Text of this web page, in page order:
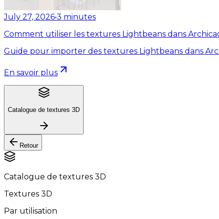
July 27, 2026•3 minutes
Comment utiliser les textures Lightbeans dans
Guide pour importer des textures Lightbeans dans
En savoir plus
Catalogue de textures 3D
Retour
Catalogue de textures 3D
Textures 3D
Par utilisation